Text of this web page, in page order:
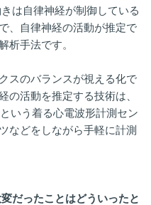
は自律神経が制御している
、自律神経の活動が推定で
析手法です。
スのバランスが視える化で
の活動を推定する技術は、
いう着る心電波形計測セン
などをしながら手軽に計測
だったことはどういったと